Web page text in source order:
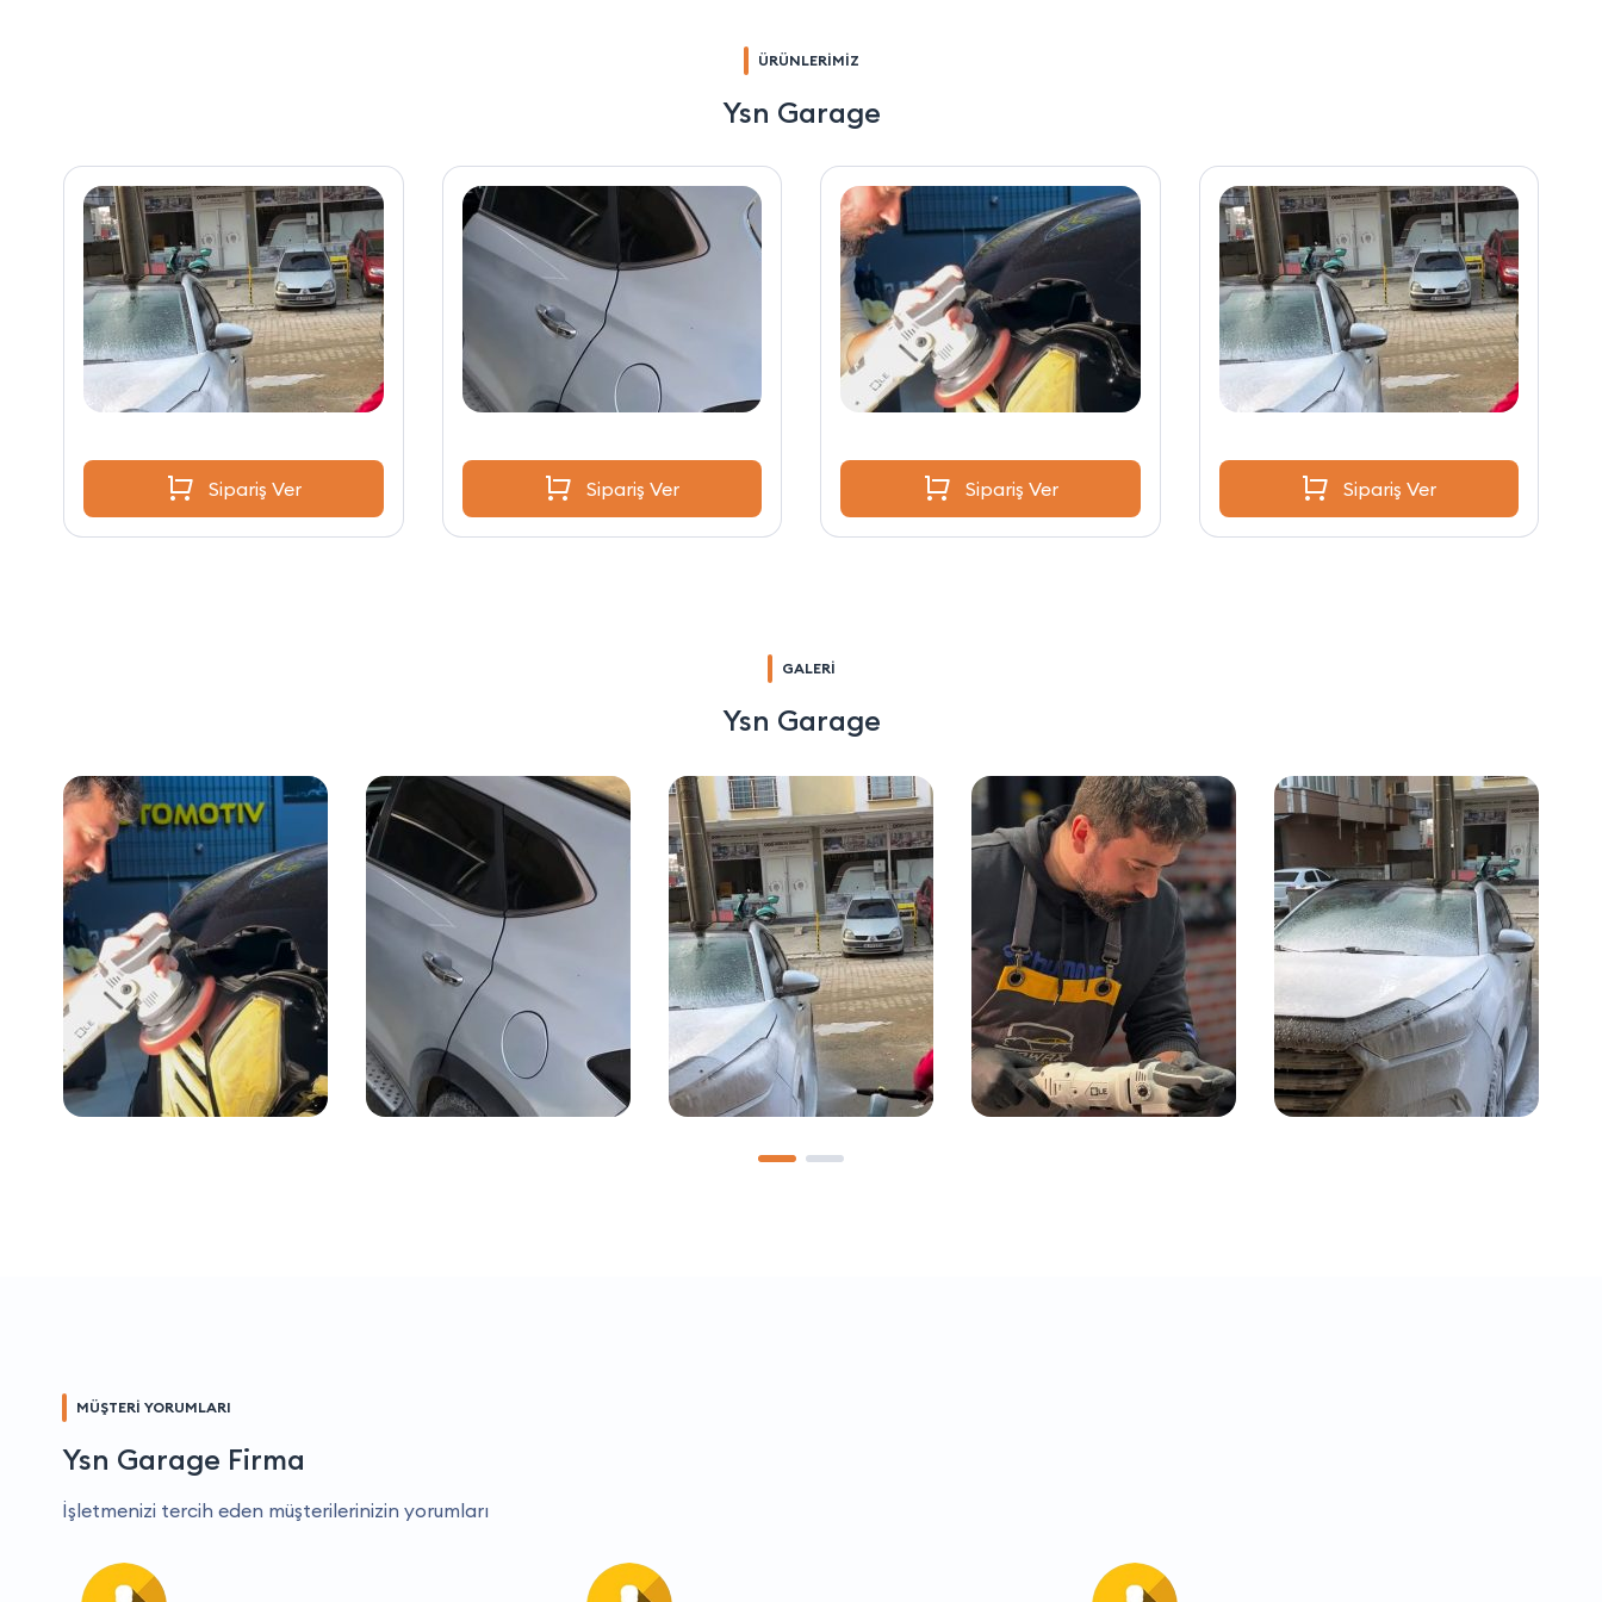
ÜRÜNLERİMİZ
Ysn Garage
Sipariş Ver Sipariş Ver Sipariş Ver Sipariş Ver
GALERİ
Ysn Garage
MÜŞTERİ YORUMLARI
Ysn Garage Firma
İşletmenizi tercih eden müşterilerinizin yorumları